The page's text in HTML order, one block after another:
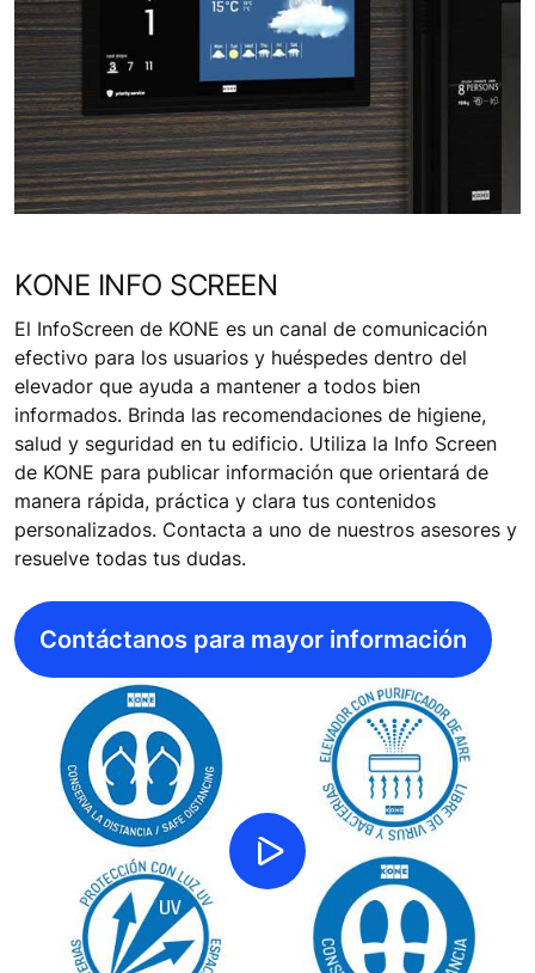
KONE INFO SCREEN
El InfoScreen de KONE es un canal de comunicación
efectivo para los usuarios y huéspedes dentro del
elevador que ayuda a mantener a todos bien
informados. Brinda las recomendaciones de higiene,
salud y seguridad en tu edificio. Utiliza la Info Screen
de KONE para publicar información que orientará de
manera rápida, práctica y clara tus contenidos
personalizados. Contacta a uno de nuestros asesores y
resuelve todas tus dudas.
Contáctanos para mayor información